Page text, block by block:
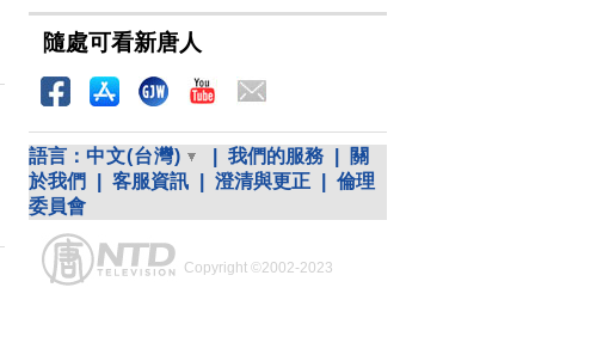
隨處可看新唐人
語言： 中文(台灣) 我們的服務
關
於我們
客服資訊 澄清與更正
倫理
委員會
Copyright ©2002-2023